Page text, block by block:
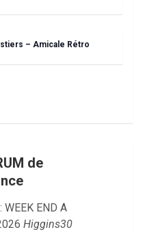
– Amicale Rétro
de
END A
Higgins30